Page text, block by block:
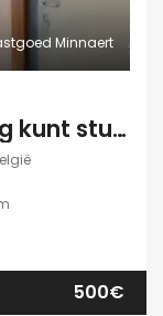
Minnaert
Een fijne plek waar je rustig kunt studeren
500€